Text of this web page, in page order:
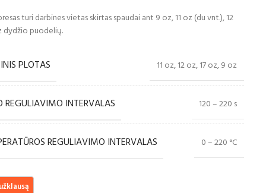
turi darbines vietas skirtas spaudai ant 9 oz, 11 oz (du vnt.), 12
dydžio puodelių.
PLOTAS 11 oz, 12 oz, 17 oz, 9 oz
REGULIAVIMO INTERVALAS 120 – 220 s
REGULIAVIMO INTERVALAS 0 – 220 °C